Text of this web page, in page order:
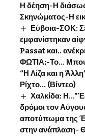
Η δέηση-Η
Σκηνώματος-Η
Εύβοια-ΣΟΚ:
εμφανίστηκαν
Passat και..
ΦΩΤΙΑ;-Το…
“Η Λίζα και η
Ρίχτο… (Βίντεο)
Χαλκίδα:
δρόμοι τον
αποτύπωμα της
στην ανάπλαση-